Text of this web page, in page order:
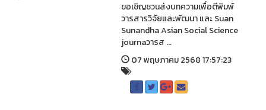
ขอเชิญชวนส่งบทความเพื่อตีพิมพ์
วารสารวิจัยและพัฒนา และ Suan
Sunandha Asian Social Science
journaวารส ...
07 พฤษภาคม 2568 17:57:23